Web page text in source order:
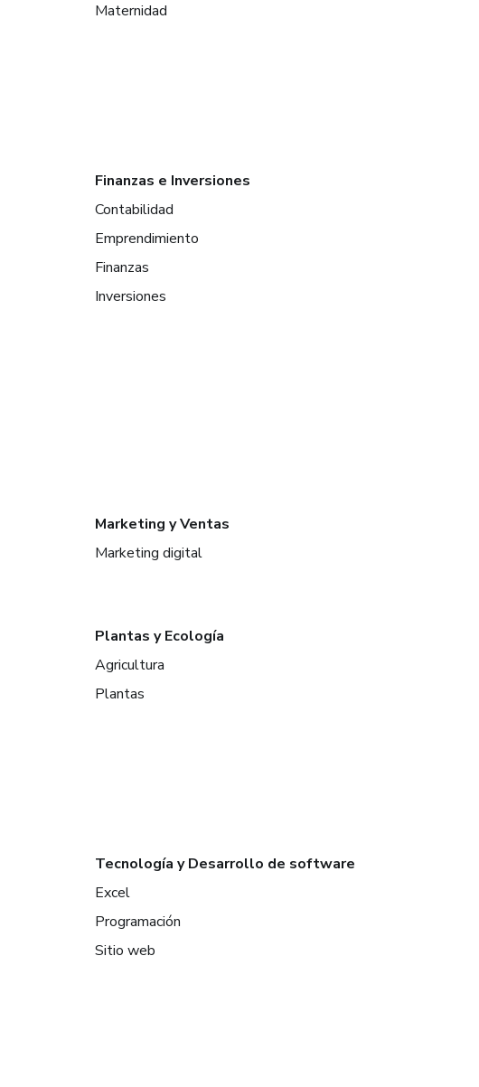
Maternidad
Finanzas e Inversiones
Contabilidad
Emprendimiento
Finanzas
Inversiones
Marketing y Ventas
Marketing digital
Plantas y Ecología
Agricultura
Plantas
Tecnología y Desarrollo de software
Excel
Programación
Sitio web